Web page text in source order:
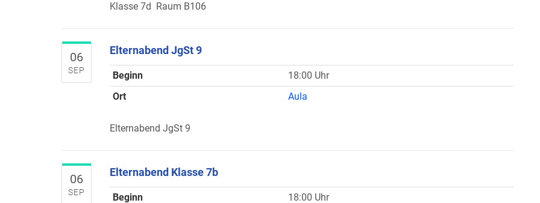
Klasse 7d Raum B106
06
SEP
Elternabend JgSt 9
Beginn
18:00 Uhr
Ort
Aula
Elternabend JgSt 9
06
SEP
Elternabend Klasse 7b
Beginn 18:00 Uhr